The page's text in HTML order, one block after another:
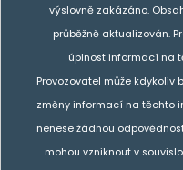
výslovně zakázáno.
průběžně aktualizován.
úplnost informací na
Provozovatel může
změny informací na těchto
nenese žádnou
mohou vzniknout v